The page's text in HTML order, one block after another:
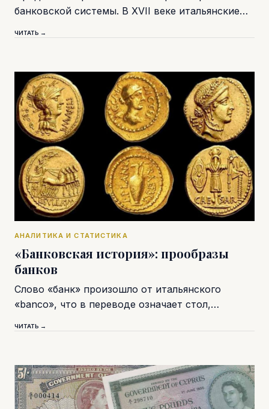
банковской системы. В XVII веке итальянские…
ЧИТАТЬ →
АНАЛИТИКА И СТАТИСТИКА
«Банковская история»: прообразы
банков
Слово «банк» произошло от итальянского
«banco», что в переводе означает стол,…
ЧИТАТЬ →